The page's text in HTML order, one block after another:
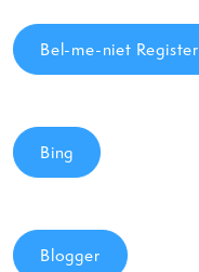
Bel-me-niet Register
Bing
Blogger